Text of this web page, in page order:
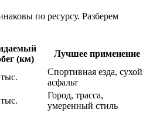
по ресурсу. Разберем
(км)
Лучшее применение
Спортивная езда, сухой
асфальт
Город, трасса,
умеренный стиль